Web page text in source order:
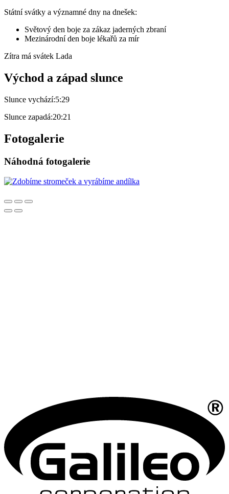
Státní svátky a významné dny na dnešek:
Světový den boje za zákaz jaderných zbraní
Mezinárodní den boje lékařů za mír
Zítra má svátek Lada
Východ a západ slunce
Slunce vychází:5:29
Slunce zapadá:20:21
Fotogalerie
Náhodná fotogalerie